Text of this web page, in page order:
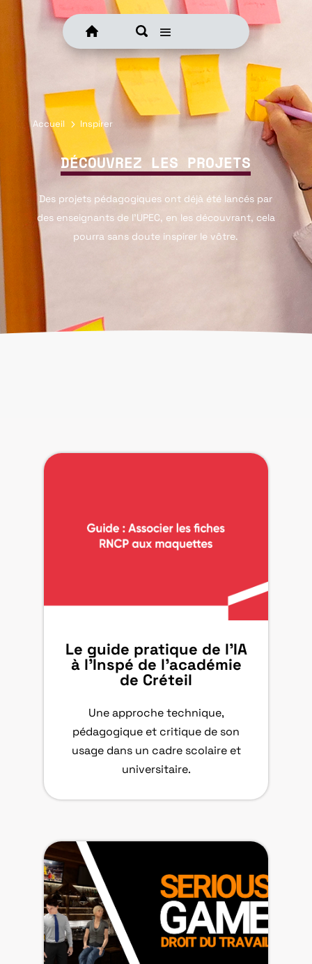
Accueil 5 Inspirer
DÉCOUVREZ LES PROJETS
Des projets pédagogiques ont déjà été lancés par
des enseignants de l’UPEC, en les découvrant, cela
pourra sans doute inspirer le vôtre.
Le guide pratique de l’IA
à l’Inspé de l’académie
de Créteil
Une approche technique,
pédagogique et critique de son
usage dans un cadre scolaire et
universitaire.